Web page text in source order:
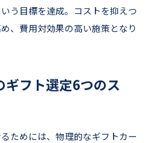
う目標を達成。コストを抑えつ
、費用対効果の高い施策となり
ギフト選定6つのス
ためには、物理的なギフトカー